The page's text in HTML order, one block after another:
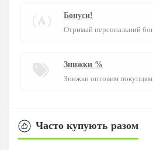
Бонуси!
Отримай персональний
Знижки %
Знижки оптовим покупцям
Часто купують разом